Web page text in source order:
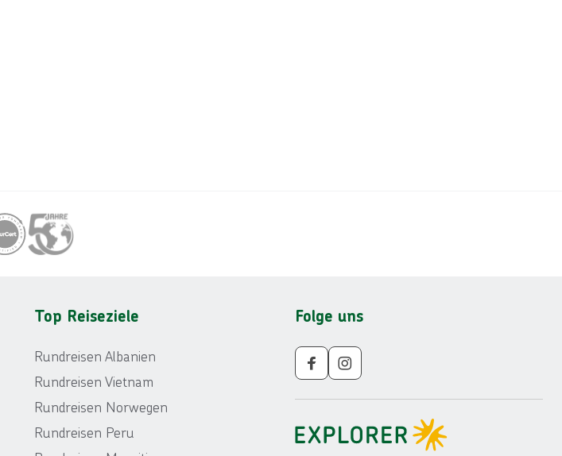
Top Reiseziele
Rundreisen Albanien
Rundreisen Vietnam
Rundreisen Norwegen
Rundreisen Peru
Folge uns